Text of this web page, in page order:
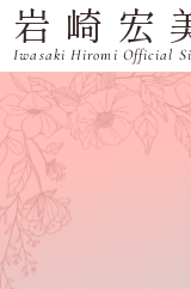
岩崎宏
Iwasaki Hiromi Official